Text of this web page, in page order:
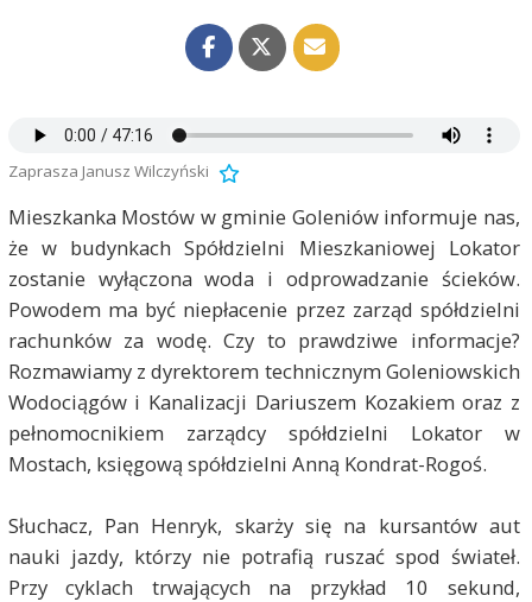
Zaprasza Janusz Wilczyński
Mieszkanka Mostów w gminie Goleniów informuje nas,
że w budynkach Spółdzielni Mieszkaniowej Lokator
zostanie wyłączona woda i odprowadzanie ścieków.
Powodem ma być niepłacenie przez zarząd spółdzielni
rachunków za wodę. Czy to prawdziwe informacje?
Rozmawiamy z dyrektorem technicznym Goleniowskich
Wodociągów i Kanalizacji Dariuszem Kozakiem oraz z
pełnomocnikiem zarządcy spółdzielni Lokator w
Mostach, księgową spółdzielni Anną Kondrat-Rogoś.
Słuchacz, Pan Henryk, skarży się na kursantów aut
nauki jazdy, którzy nie potrafią ruszać spod świateł.
Przy cyklach trwających na przykład 10 sekund,